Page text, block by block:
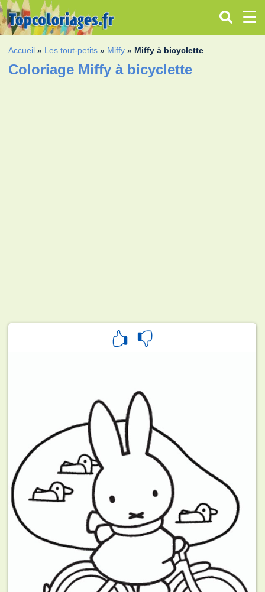
Accueil » Les tout-petits » Miffy » Miffy à bicyclette
Coloriage Miffy à bicyclette